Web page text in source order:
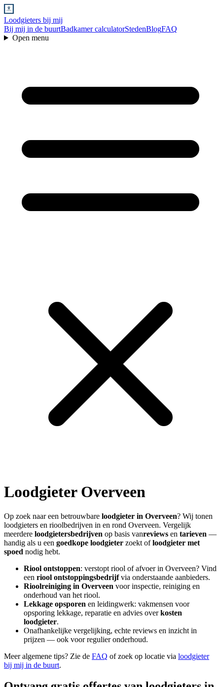
Loodgieters bij mij
Bij mij in de buurtBadkamer calculatorStedenBlogFAQ
Open menu
Loodgieter Overveen
Op zoek naar een betrouwbare loodgieter in Overveen? Wij tonen
loodgieters en rioolbedrijven in en rond Overveen. Vergelijk
meerdere loodgietersbedrijven op basis vanreviews en tarieven —
handig als u een goedkope loodgieter zoekt ofloodgieter met
spoed nodig hebt.
Riool ontstoppen: verstopt riool of afvoer in Overveen? Vind
een riool ontstoppingsbedrijfvia onderstaande aanbieders.
Rioolreiniging in Overveen voor inspectie, reiniging en
onderhoud van het riool.
Lekkage opsporen en leidingwerk: vakmensen voor
opsporing lekkage, reparatie en advies overkosten
loodgieter.
Onafhankelijke vergelijking, echte reviews en inzicht in
prijzen — ook voor regulier onderhoud.
Meer algemene tips? Zie de FAQ of zoek op locatie via loodgieter
bij mij in de buurt.